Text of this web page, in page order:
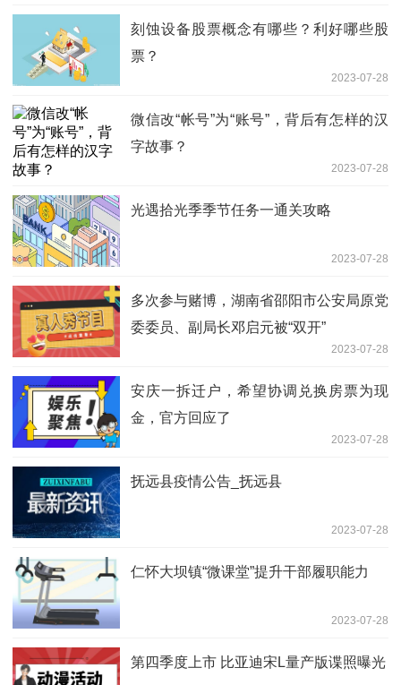
刻蚀设备股票概念有哪些？利好哪些股
票？
2023-07-28
微信改“帐号”为“账号”，背后有怎样的汉
字故事？
2023-07-28
光遇拾光季季节任务一通关攻略
2023-07-28
多次参与赌博，湖南省邵阳市公安局原党
委委员、副局长邓启元被“双开”
2023-07-28
安庆一拆迁户，希望协调兑换房票为现
金，官方回应了
2023-07-28
抚远县疫情公告_抚远县
2023-07-28
仁怀大坝镇“微课堂”提升干部履职能力
2023-07-28
第四季度上市 比亚迪宋L量产版谍照曝光